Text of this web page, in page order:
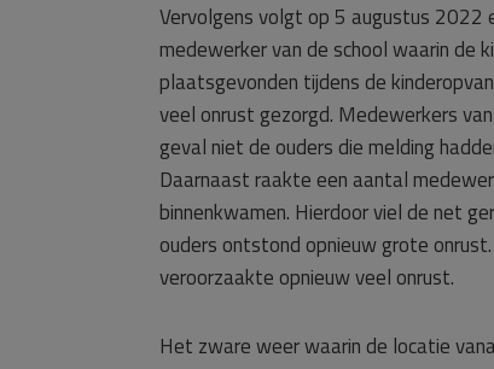
Vervolgens volgt op 5 augustus 2022
medewerker van de school waarin de
plaatsgevonden tijdens de
veel onrust gezorgd. Medewerkers
geval niet de ouders die melding
Daarnaast raakte een aantal
binnenkwamen. Hierdoor viel de net
ouders ontstond opnieuw grote
veroorzaakte opnieuw veel onrust.
Het zware weer waarin de locatie